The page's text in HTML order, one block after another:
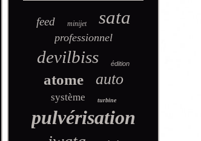
feed minijet sata
professionnel
devilbiss édition
atome auto
système turbine
pulvérisation